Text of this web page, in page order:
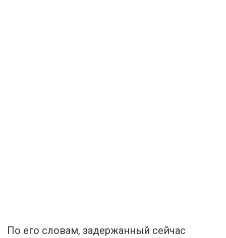
По его словам, задержанный сейчас